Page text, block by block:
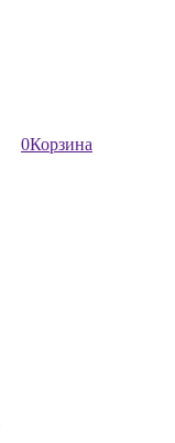
0Корзина